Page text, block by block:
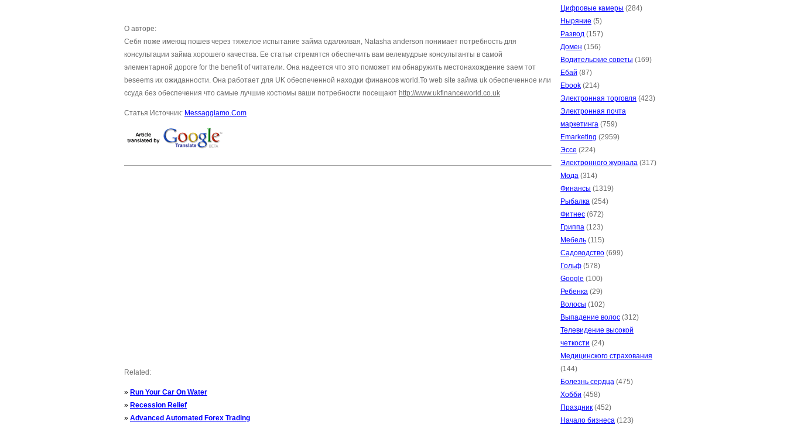
О авторе:
Себя поже имеющ пошев через тяжелое испытание займа одалживая, Natasha anderson понимает потребность для
консультации займа хорошего качества. Ее статьи стремятся обеспечить вам велемудрые консультанты в самой
элементарной дороге for the benefit of читатели. Она надеется что это поможет им обнаружить местонахождение заем тот
beseems их ожиданности. Она работает для UK обеспеченной находки финансов world.To web site займа uk обеспеченное или
ссуда без обеспечения что самые лучшие костюмы ваши потребности посещают http://www.ukfinanceworld.co.uk
Статья Источник: Messaggiamo.Com
Related:
» Run Your Car On Water
» Recession Relief
» Advanced Automated Forex Trading
Цифровые камеры (284)
Ныряние (5)
Развод (157)
Домен (156)
Водительские советы (169)
Ебай (87)
Ebook (214)
Электронная торговля (423)
Электронная почта
маркетинга (759)
Emarketing (2959)
Эссе (224)
Электронного журнала (317)
Мода (314)
Финансы (1319)
Рыбалка (254)
Фитнес (672)
Гриппа (123)
Мебель (115)
Садоводство (699)
Гольф (578)
Google (100)
Ребенка (29)
Волосы (102)
Выпадение волос (312)
Телевидение высокой
четкости (24)
Медицинского страхования
(144)
Болезнь сердца (475)
Хобби (458)
Праздник (452)
Начало бизнеса (123)